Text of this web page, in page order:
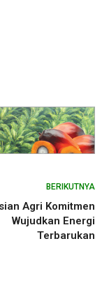
BERIKUTNYA
Agri Komitmen
Wujudkan Energi
Terbarukan